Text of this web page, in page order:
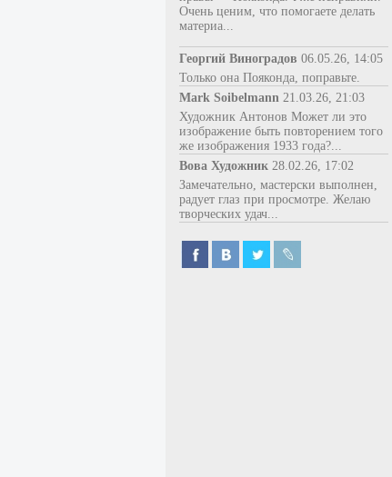
Очень ценим, что помогаете делать
материа...
Георгий Виноградов 06.05.26, 14:05
Только она Пояконда, поправьте.
Mark Soibelmann 21.03.26, 21:03
Художник Антонов Может ли это
изображение быть повторением того
же изображения 1933 года?...
Вова Художник 28.02.26, 17:02
Замечательно, мастерски выполнен,
радует глаз при просмотре. Желаю
творческих удач...